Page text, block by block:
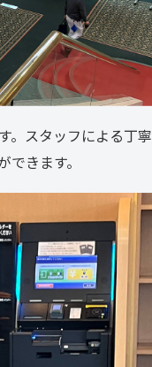
。スタッフによる丁寧
きます。